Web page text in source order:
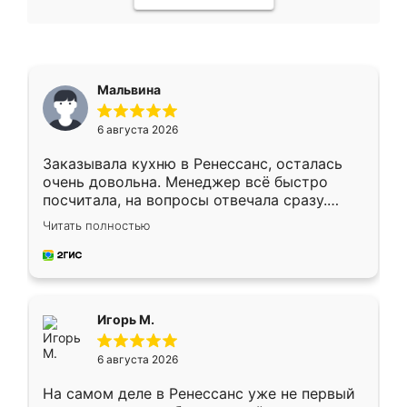
Мальвина
6 августа 2026
Заказывала кухню в Ренессанс, осталась
очень довольна. Менеджер всё быстро
посчитала, на вопросы отвечала сразу.
Замерщик приехал в субботу, подошёл к
делу со всей ответственностью. Собрали
за день, ребята работали аккуратно, даже
Читать полностью
Игорь М.
6 августа 2026
На самом деле в Ренессанс уже не первый